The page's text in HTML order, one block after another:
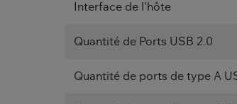
Interface de l'hôte
Quantité de Ports USB 2.0
Quantité de ports de type A